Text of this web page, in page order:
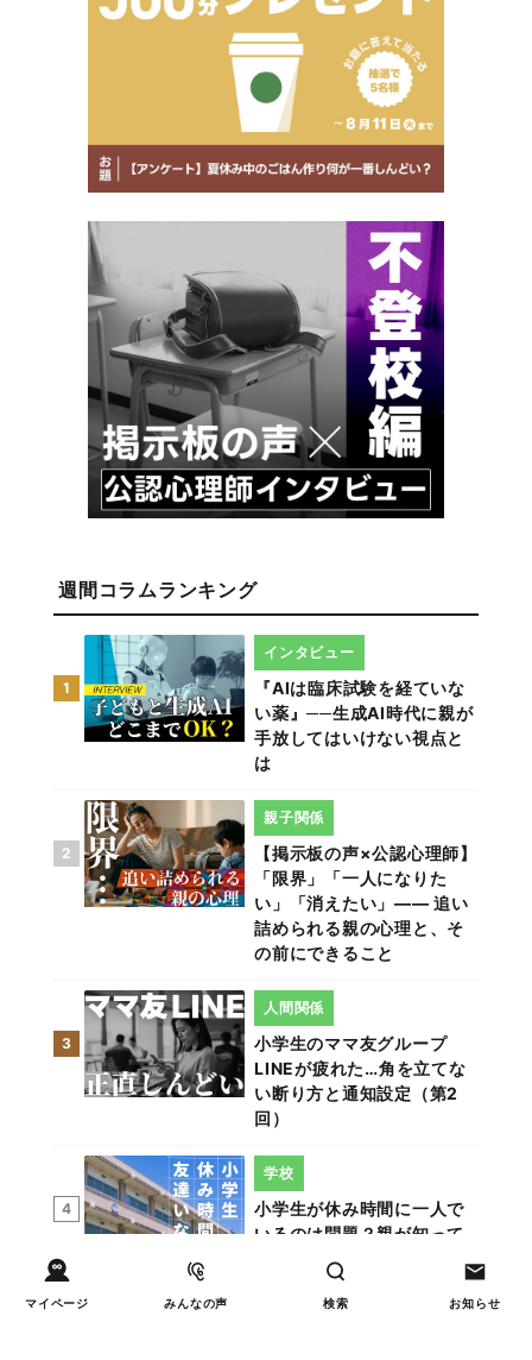
マイページ みんなの声 検索 お知らせ
いつもより早く落ちてる。
これだけ実感できてるってことは、
なんか、
ちゃんとしたやつ？っていうか
そうなったら
またもっと違うのかな…
週間コラムランキング
1
『AIは臨床試験を経ていな
い薬』──生成AI時代に親が
手放してはいけない視点と
は
インタビュー
2
【掲示板の声×公認心理師】
「限界」「一人になりた
い」「消えたい」―― 追い
詰められる親の心理と、そ
の前にできること
親子関係
3
小学生のママ友グループ
LINEが疲れた…角を立てな
い断り方と通知設定（第2
回）
人間関係
4
小学生が休み時間に一人で
いるのは問題？親が知って
おきたい見方（第2回）
学校
しつけ/育児